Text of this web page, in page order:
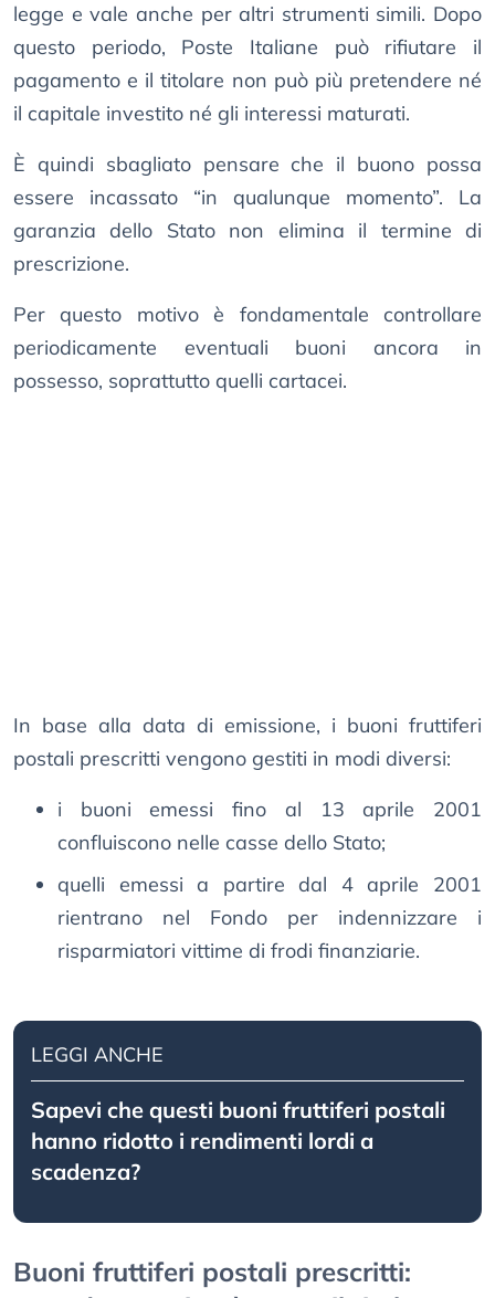
legge e vale anche per altri strumenti simili. Dopo
questo periodo, Poste Italiane può rifiutare il
pagamento e il titolare non può più pretendere né
il capitale investito né gli interessi maturati.
È quindi sbagliato pensare che il buono possa
essere incassato “in qualunque momento”. La
garanzia dello Stato non elimina il termine di
prescrizione.
Per questo motivo è fondamentale controllare
periodicamente eventuali buoni ancora in
possesso, soprattutto quelli cartacei.
In base alla data di emissione, i buoni fruttiferi
postali prescritti vengono gestiti in modi diversi:
i buoni emessi fino al 13 aprile 2001
confluiscono nelle casse dello Stato;
quelli emessi a partire dal 4 aprile 2001
rientrano nel Fondo per indennizzare i
risparmiatori vittime di frodi finanziarie.
LEGGI ANCHE
Sapevi che questi buoni fruttiferi postali
hanno ridotto i rendimenti lordi a
scadenza?
Buoni fruttiferi postali prescritti: